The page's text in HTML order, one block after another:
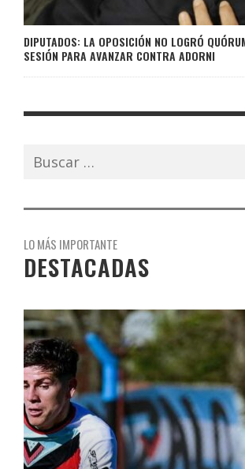
DIPUTADOS: LA OPOSICIÓN NO LOGRÓ
SESIÓN PARA AVANZAR CONTRA ADORNI
Buscar:
LO MÁS IMPORTANTE
DESTACADAS